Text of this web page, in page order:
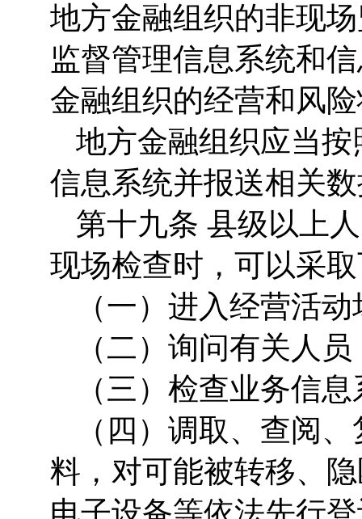
地方金融组织的非现
监督管理信息系统和
金融组织的经营和风
地方金融组织应当
信息系统并报送相关
第十九条 县级以上
现场检查时，可以采
（一）进入经营活
（二）询问有关人
（三）检查业务信
（四）调取、查阅
料，对可能被转移、